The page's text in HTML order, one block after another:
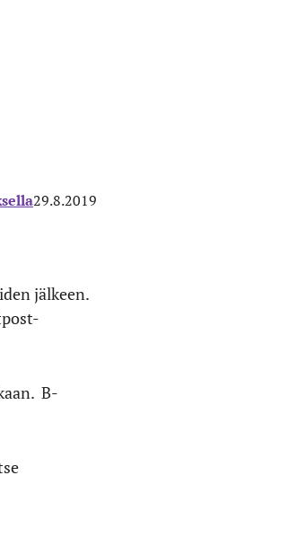
29.8.2019
jälkeen.
B-